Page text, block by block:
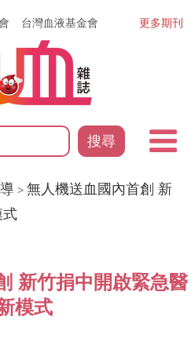
台灣血液基金會
搜尋
更多期刊
>無人機送血國內首創 新
式
新竹捐中開啟緊急醫
模式